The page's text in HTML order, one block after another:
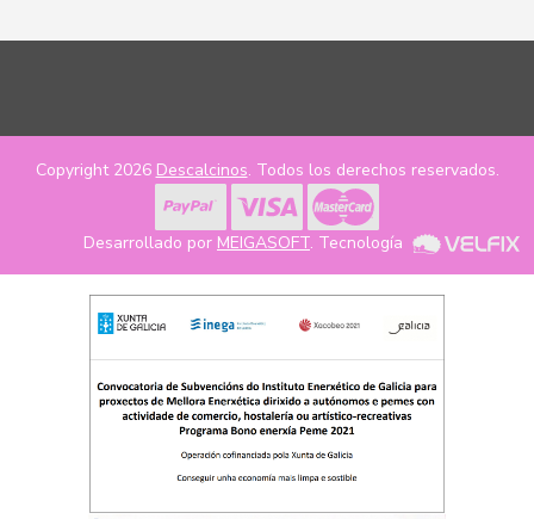
Copyright 2026 Descalcinos. Todos los derechos reservados.
Desarrollado por MEIGASOFT. Tecnología